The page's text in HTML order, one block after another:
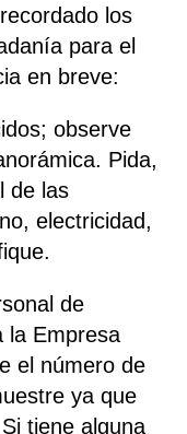
los
para el
en breve:
observe
Pida,
de las
electricidad,
de
la Empresa
el número de
ya que
tiene alguna